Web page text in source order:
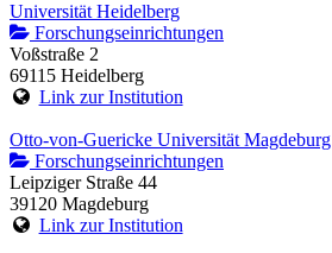
Universität Heidelberg
Forschungseinrichtungen
Voßstraße 2
69115 Heidelberg
Link zur Institution
Otto-von-Guericke Universität Magdeburg
Forschungseinrichtungen
Leipziger Straße 44
39120 Magdeburg
Link zur Institution